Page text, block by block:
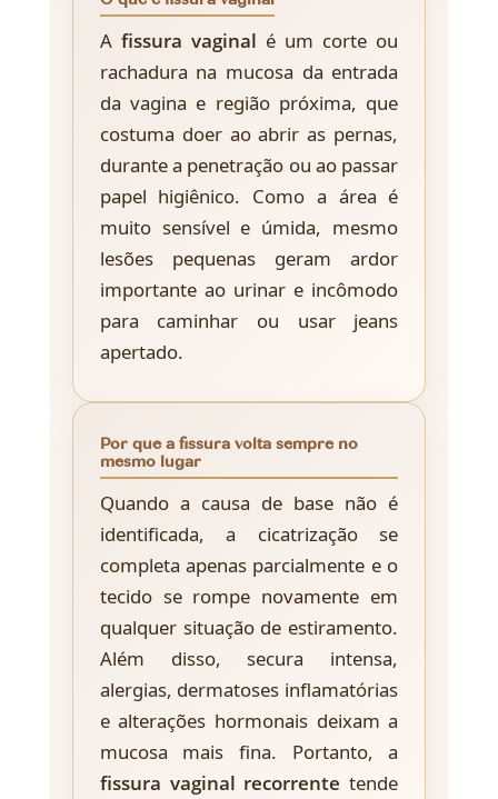
A fissura vaginal é um corte ou
rachadura na mucosa da entrada
da vagina e região próxima, que
costuma doer ao abrir as pernas,
durante a penetração ou ao passar
papel higiênico. Como a área é
muito sensível e úmida, mesmo
lesões pequenas geram ardor
importante ao urinar e incômodo
para caminhar ou usar jeans
apertado.
Por que a fissura volta sempre no
mesmo lugar
Quando a causa de base não é
identificada, a cicatrização se
completa apenas parcialmente e o
tecido se rompe novamente em
qualquer situação de estiramento.
Além disso, secura intensa,
alergias, dermatoses inflamatórias
e alterações hormonais deixam a
mucosa mais fina. Portanto, a
fissura vaginal recorrente tende